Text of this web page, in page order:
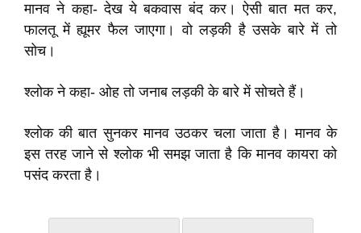
मानव ने कहा- देख ये बकवास बंद कर। ऐसी बात मत कर,
फालतू में ह्यूमर फैल जाएगा। वो लड़की है उसके बारे में तो
सोच।
श्लोक ने कहा- ओह तो जनाब लड़की के बारे में सोचते हैं।
श्लोक की बात सुनकर मानव उठकर चला जाता है। मानव के
इस तरह जाने से श्लोक भी समझ जाता है कि मानव कायरा को
पसंद करता है।